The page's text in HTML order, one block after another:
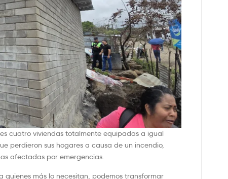
cuatro viviendas totalmente equipadas a igual
perdieron sus hogares a causa de un incendio,
afectadas por emergencias.
quienes más lo necesitan, podemos transformar